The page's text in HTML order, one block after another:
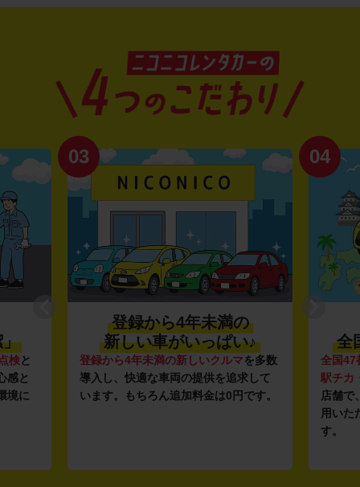
」
検と
感と
境に
03
登録から4年未満の
新しい車がいっぱい♪
登録から4年未満の新しいクルマを多数
導入し、快適な車両の提供を追求して
います。もちろん追加料金は0円です。
04
全
全国47
駅チカ
店舗で
用いた
す。